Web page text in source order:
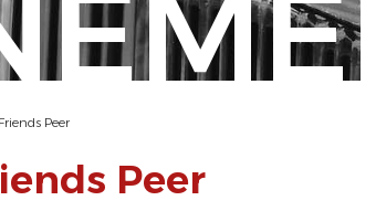
Peer
Peer